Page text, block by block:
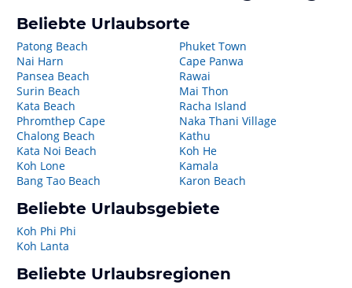
Beliebte Urlaubsorte
Patong Beach
Nai Harn
Pansea Beach
Surin Beach
Kata Beach
Phromthep Cape
Chalong Beach
Kata Noi Beach
Koh Lone
Bang Tao Beach
Phuket Town
Cape Panwa
Rawai
Mai Thon
Racha Island
Naka Thani Village
Kathu
Koh He
Kamala
Karon Beach
Beliebte Urlaubsgebiete
Koh Phi Phi
Koh Lanta
Beliebte Urlaubsregionen